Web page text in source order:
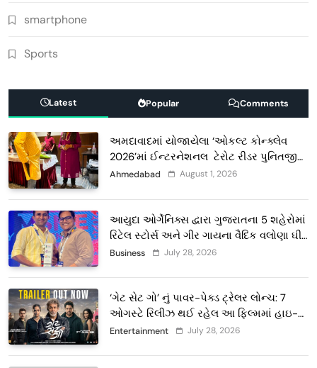
smartphone
Sports
Latest Popular Comments
અમદાવાદમાં યોજાયેલા ‘ઓકલ્ટ કોન્ક્લેવ
2026’માં ઈન્ટરનેશનલ ટેરોટ રીડર પુનિતજી
લુલ્લા એ ટેરોટ કાર્ડ રીડિંગ અંગે માહિતી આપી
Ahmedabad August 1, 2026
આયુદા ઓર્ગેનિક્સ દ્વારા ગુજરાતના 5 શહેરોમાં
રિટેલ સ્ટોર્સ અને ગીર ગાયના વૈદિક વલોણા ઘી-
દૂધની શુદ્ધ સેવાઓ સાથે વ્યાપક વિસ્તરણ
Business July 28, 2026
‘ગેટ સેટ ગો’ નું પાવર-પેક્ડ ટ્રેલર લોન્ચ: 7
ઓગસ્ટે રિલીઝ થઈ રહેલ આ ફિલ્મમાં હાઇ-
ટેક VFX જોવા મળશે
Entertainment July 28, 2026